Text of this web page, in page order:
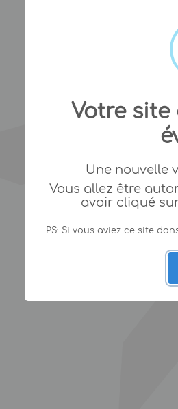
Votre
Une nouvelle
Vous allez être
avoir cliqué
PS: Si vous aviez ce site